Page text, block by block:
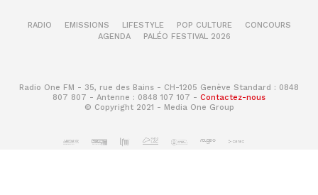
RADIO EMISSIONS LIFESTYLE POP CULTURE
CONCOURS
AGENDA
PALÉO FESTIVAL 2026
Radio One FM - 35, rue des Bains - CH-1205 Genève Standard : 0848
807 807 - Antenne : 0848 107 107 - Contactez-nous
© Copyright 2021 - Media One Group